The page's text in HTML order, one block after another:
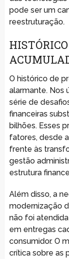
pode ser um
reestruturação.
O histórico de
alarmante. Nos
série de
financeiras
bilhões. Esses
fatores, desde
frente às
gestão
estrutura
Além disso, a
modernização
não foi
em entregas
consumidor. O
crítica sobre as